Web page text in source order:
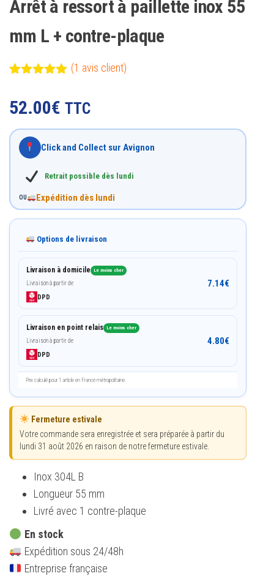
Arrêt à ressort à paillette inox 55
mm L + contre-plaque
basé sur
notation
client
(1 avis client)
52.00€ TTC
Click and Collect sur Avignon
Retrait possible dès lundi
OU Expédition dès lundi
Options de livraison
Livraison à domicile Le moins cher
Livraison à partir de
DPD
7.14€
Livraison en point relais Le moins cher
Livraison à partir de
DPD
4.80€
Prix calculé pour 1 article en France métropolitaine.
Fermeture estivale
Votre commande sera enregistrée et sera préparée à partir du
lundi 31 août 2026 en raison de notre fermeture estivale.
Inox 304L B
Longueur 55 mm
Livré avec 1 contre-plaque
En stock
Expédition sous 24/48h
Entreprise française